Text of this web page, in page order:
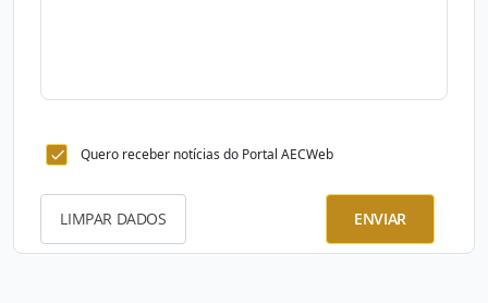
Quero receber notícias do Portal AECWeb
LIMPAR DADOS ENVIAR